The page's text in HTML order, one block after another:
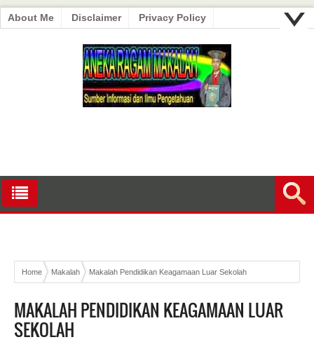
About Me Disclaimer Privacy Policy
Home Makalah Makalah Pendidikan Keagamaan Luar Sekolah
MAKALAH PENDIDIKAN KEAGAMAAN LUAR
SEKOLAH